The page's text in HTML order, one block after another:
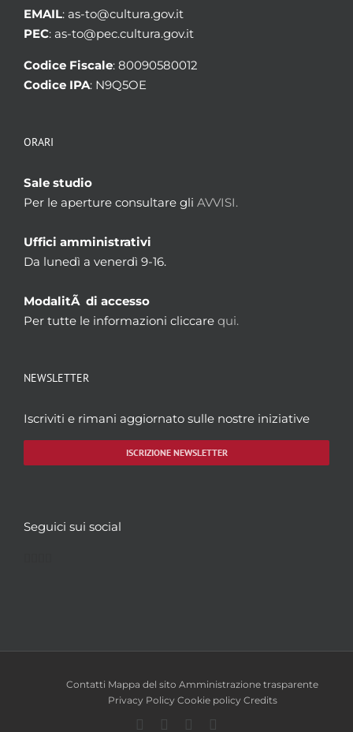
EMAIL: as-to@cultura.gov.it
PEC: as-to@pec.cultura.gov.it
Codice Fiscale: 80090580012
Codice IPA: N9Q5OE
ORARI
Sale studio
Per le aperture consultare gli AVVISI.
Uffici amministrativi
Da lunedì a venerdì 9-16.
ModalitÃ di accesso
Per tutte le informazioni cliccare qui.
NEWSLETTER
Iscriviti e rimani aggiornato sulle nostre iniziative
ISCRIZIONE NEWSLETTER
Seguici sui social
Contatti Mappa del sito Amministrazione trasparente
Privacy Policy Cookie policy Credits
Facebook
TwitterYouTube